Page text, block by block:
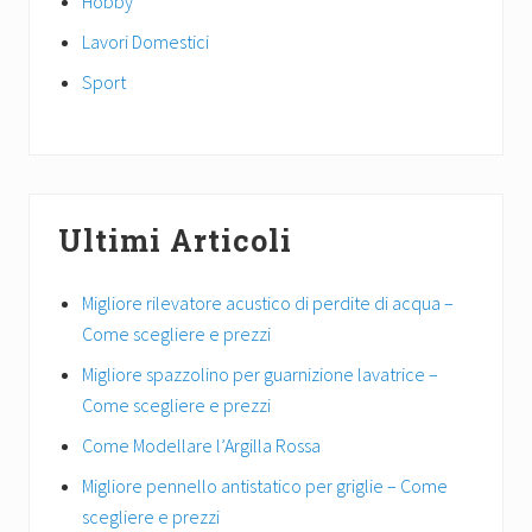
Lavori Domestici
Sport
Ultimi Articoli
Migliore rilevatore acustico di perdite di acqua –
Come scegliere e prezzi
Migliore spazzolino per guarnizione lavatrice –
Come scegliere e prezzi
Come Modellare l’Argilla Rossa
Migliore pennello antistatico per griglie – Come
scegliere e prezzi